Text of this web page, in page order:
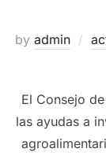
by admin
El Consejo
las ayudas a